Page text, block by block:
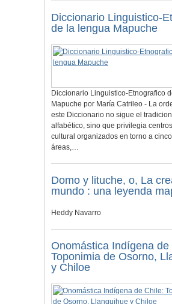
Diccionario Linguistico-
de la lengua Mapuche
Diccionario Linguistico-Etnografico
Mapuche por María Catrileo - La
este Diccionario no sigue el
alfabético, sino que privilegia
cultural organizados en torno a
áreas,…
Domo y lituche, o, La
mundo : una leyenda
Heddy Navarro
Onomástica Indígena de
Toponimia de Osorno,
y Chiloe